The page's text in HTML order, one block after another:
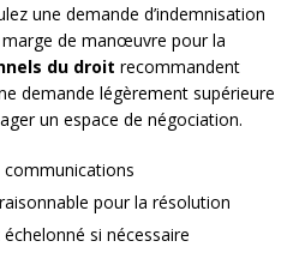
une demande d’indemnisation
de manœuvre pour la
du droit recommandent
demande légèrement supérieure
un espace de négociation.
communications
pour la résolution
si nécessaire